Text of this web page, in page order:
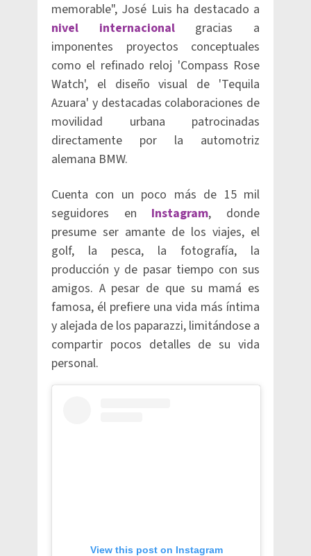
memorable", José Luis ha destacado a
nivel internacionalgracias a
imponentes proyectos conceptuales
como el refinado reloj 'Compass Rose
Watch', el diseño visual de 'Tequila
Azuara' y destacadas colaboraciones de
movilidad urbana patrocinadas
directamente por la automotriz
alemana BMW.
Cuenta con un poco más de 15 mil
seguidores en Instagram, donde
presume ser amante de los viajes, el
golf, la pesca, la fotografía, la
producción y de pasar tiempo con sus
amigos. A pesar de que su mamá es
famosa, él prefiere una vida más íntima
y alejada de los paparazzi, limitándose a
compartir pocos detalles de su vida
personal.
View this post on Instagram